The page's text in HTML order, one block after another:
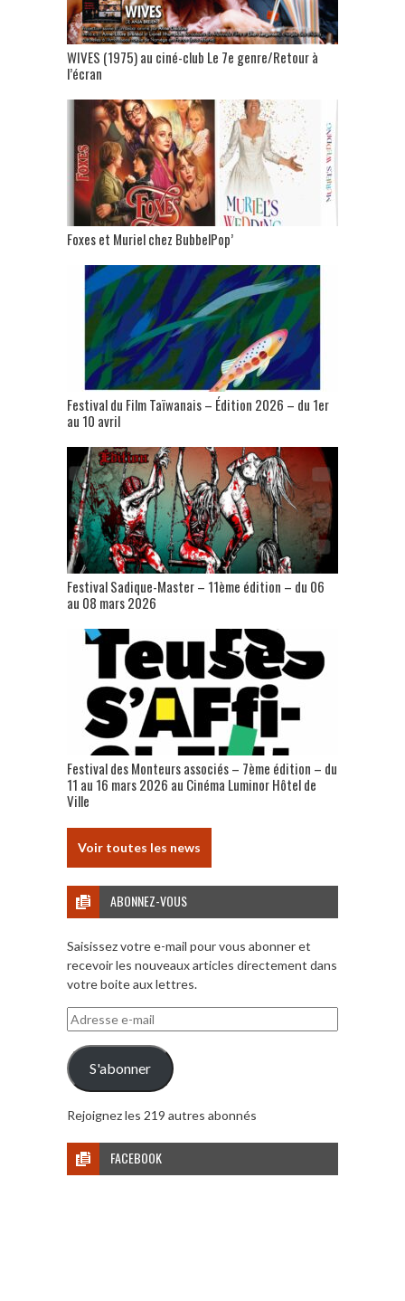
WIVES (1975) au ciné-club Le 7e genre/Retour à
l’écran
Foxes et Muriel chez BubbelPop’
Festival du Film Taïwanais – Édition 2026 – du 1er
au 10 avril
Festival Sadique-Master – 11ème édition – du 06
au 08 mars 2026
Festival des Monteurs associés – 7ème édition – du
11 au 16 mars 2026 au Cinéma Luminor Hôtel de
Ville
Voir toutes les news
ABONNEZ-VOUS
Saisissez votre e-mail pour vous abonner et
recevoir les nouveaux articles directement dans
votre boite aux lettres.
Adresse
e-
mail
S'abonner
Rejoignez les 219 autres abonnés
FACEBOOK